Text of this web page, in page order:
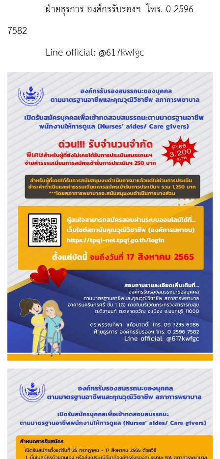
ฝ่ายธุรการ องค์กรรับรองฯ โทร. 0 2596
7582
Line official: @617kwfgc